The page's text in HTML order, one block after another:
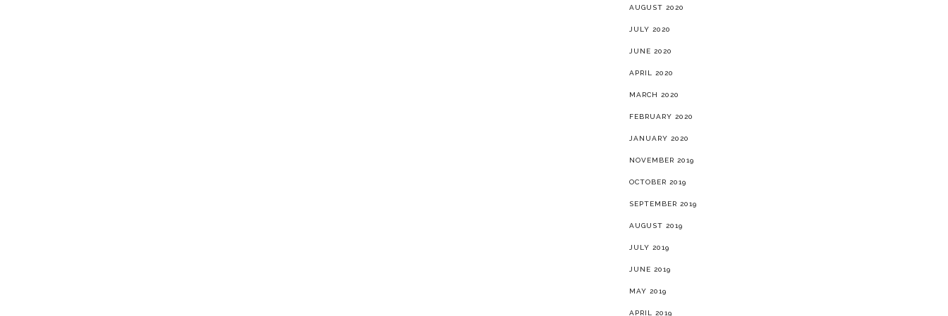
AUGUST 2020
JULY 2020
JUNE 2020
APRIL 2020
MARCH 2020
FEBRUARY 2020
JANUARY 2020
NOVEMBER 2019
OCTOBER 2019
SEPTEMBER 2019
AUGUST 2019
JULY 2019
JUNE 2019
MAY 2019
APRIL 2019